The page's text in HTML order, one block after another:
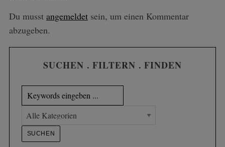
Du musst angemeldetsein, um einen Kommentar
abzugeben.
SUCHEN . FILTERN . FINDEN